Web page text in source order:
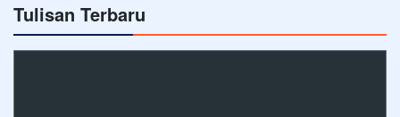
Tulisan Terbaru